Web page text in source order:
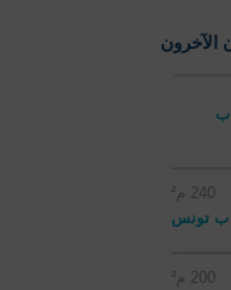
الآخرون
ضفاف البحيرة 2 ب
240 م²
200 م²